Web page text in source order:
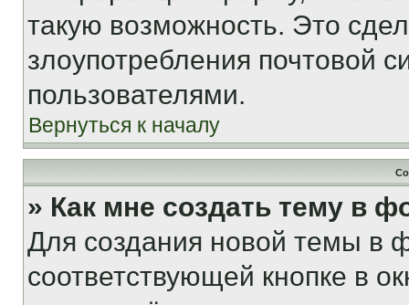
такую возможность. Это
злоупотребления почтовой
пользователями.
Вернуться к началу
» Как мне создать тему в
Для создания новой темы в
соответствующей кнопке в